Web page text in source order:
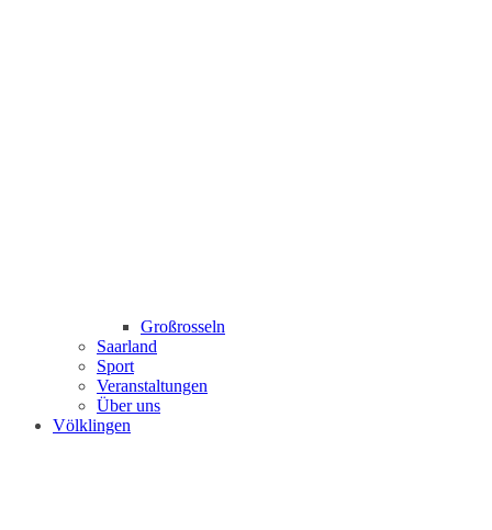
Großrosseln
Saarland
Sport
Veranstaltungen
Über uns
Völklingen